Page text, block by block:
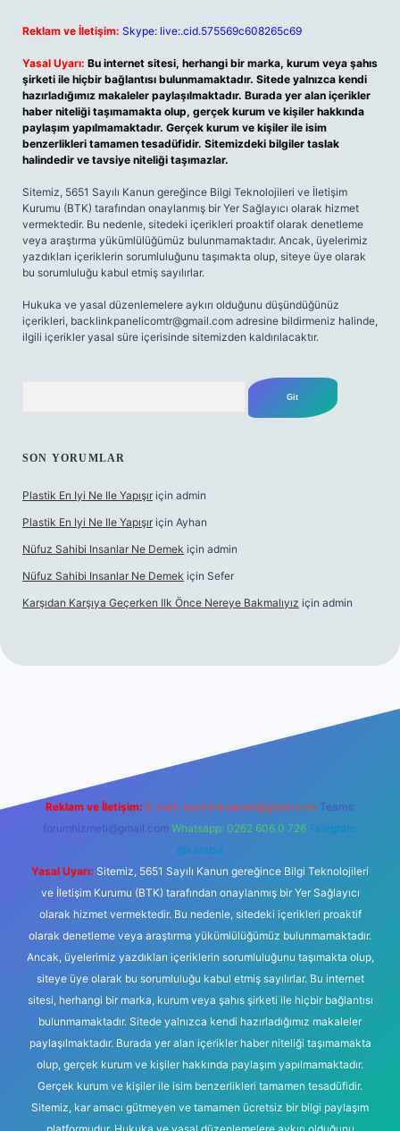
Reklam ve İletişim: Skype: live:.cid.575569c608265c69
Yasal Uyarı: Bu internet sitesi, herhangi bir marka, kurum veya şahıs
şirketi ile hiçbir bağlantısı bulunmamaktadır. Sitede yalnızca kendi
hazırladığımız makaleler paylaşılmaktadır. Burada yer alan içerikler
haber niteliği taşımamakta olup, gerçek kurum ve kişiler hakkında
paylaşım yapılmamaktadır. Gerçek kurum ve kişiler ile isim
benzerlikleri tamamen tesadüfidir. Sitemizdeki bilgiler taslak
halindedir ve tavsiye niteliği taşımazlar.
Sitemiz, 5651 Sayılı Kanun gereğince Bilgi Teknolojileri ve İletişim
Kurumu (BTK) tarafından onaylanmış bir Yer Sağlayıcı olarak hizmet
vermektedir. Bu nedenle, sitedeki içerikleri proaktif olarak denetleme
veya araştırma yükümlülüğümüz bulunmamaktadır. Ancak, üyelerimiz
yazdıkları içeriklerin sorumluluğunu taşımakta olup, siteye üye olarak
bu sorumluluğu kabul etmiş sayılırlar.
Hukuka ve yasal düzenlemelere aykırı olduğunu düşündüğünüz
içerikleri, backlinkpanelicomtr@gmail.com adresine bildirmeniz halinde,
ilgili içerikler yasal süre içerisinde sitemizden kaldırılacaktır.
SON YORUMLAR
Plastik En Iyi Ne Ile Yapışır için admin
Plastik En Iyi Ne Ile Yapışır için Ayhan
Nüfuz Sahibi Insanlar Ne Demek için admin
Nüfuz Sahibi Insanlar Ne Demek için Sefer
Karşıdan Karşıya Geçerken Ilk Önce Nereye Bakmalıyız için admin
Reklam ve İletişim: E-mail: backlinkpaneli@gmail.com Teams:
forumhizmeti@gmail.com Whatsapp: 0262 606 0 726 Telegram:
@karabul
Yasal Uyarı: Sitemiz, 5651 Sayılı Kanun gereğince Bilgi Teknolojileri
ve İletişim Kurumu (BTK) tarafından onaylanmış bir Yer Sağlayıcı
olarak hizmet vermektedir. Bu nedenle, sitedeki içerikleri proaktif
olarak denetleme veya araştırma yükümlülüğümüz bulunmamaktadır.
Ancak, üyelerimiz yazdıkları içeriklerin sorumluluğunu taşımakta olup,
siteye üye olarak bu sorumluluğu kabul etmiş sayılırlar. Bu internet
sitesi, herhangi bir marka, kurum veya şahıs şirketi ile hiçbir bağlantısı
bulunmamaktadır. Sitede yalnızca kendi hazırladığımız makaleler
paylaşılmaktadır. Burada yer alan içerikler haber niteliği taşımamakta
olup, gerçek kurum ve kişiler hakkında paylaşım yapılmamaktadır.
Gerçek kurum ve kişiler ile isim benzerlikleri tamamen tesadüfidir.
Sitemiz, kar amacı gütmeyen ve tamamen ücretsiz bir bilgi paylaşım